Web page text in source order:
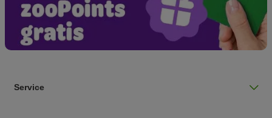
Service